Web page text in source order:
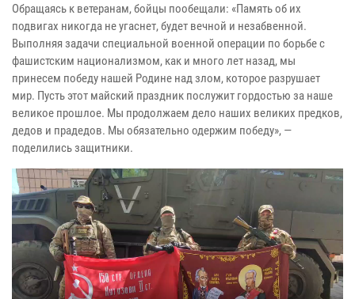
Обращаясь к ветеранам, бойцы пообещали: «Память об их
подвигах никогда не угаснет, будет вечной и незабвенной.
Выполняя задачи специальной военной операции по борьбе с
фашистским национализмом, как и много лет назад, мы
принесем победу нашей Родине над злом, которое разрушает
мир. Пусть этот майский праздник послужит гордостью за наше
великое прошлое. Мы продолжаем дело наших великих предков,
дедов и прадедов. Мы обязательно одержим победу», —
поделились защитники.